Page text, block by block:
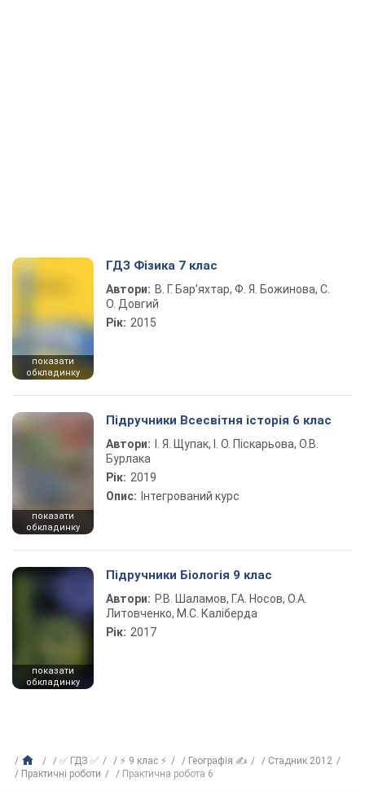
показати
обкладинку
ГДЗ Фізика 7 клас
Автори: В. Г. Бар’яхтар, Ф. Я. Божинова, С.
О. Довгий
Рік: 2015
показати
обкладинку
Підручники Всесвітня історія 6 клас
Автори:
І. Я. Щупак, І. О. Піскарьова, О.В.
Бурлака
Рік: 2019
Опис: Інтегрований курс
показати
обкладинку
Підручники Біологія 9 клас
Автори: Р.В. Шаламов, Г.А. Носов, О.А.
Литовченко, М.С. Каліберда
Рік: 2017
✅ ГДЗ ✅ ⚡ 9 клас ⚡ Географія ✍
Стадник 2012
Практичні роботи
Практична робота 6